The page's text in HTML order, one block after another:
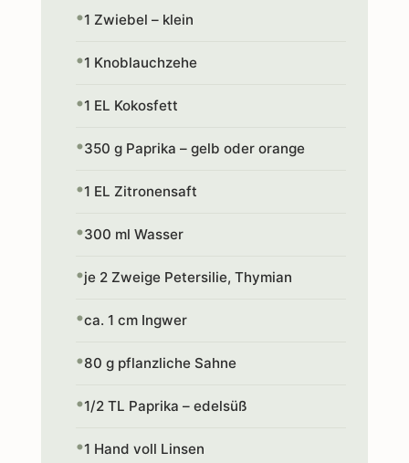
1 Zwiebel – klein
1 Knoblauchzehe
1 EL Kokosfett
350 g Paprika – gelb oder orange
1 EL Zitronensaft
300 ml Wasser
je 2 Zweige Petersilie, Thymian
ca. 1 cm Ingwer
80 g pflanzliche Sahne
1/2 TL Paprika – edelsüß
1 Hand voll Linsen